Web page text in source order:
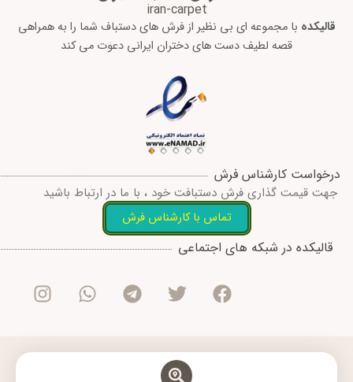
iran-carpet
قالیکده با مجموعه ای بی نظیر از فرش های دستباف شما را به همراهی
قصه لطیف دست های دختران ایرانی دعوت می کند
درخواست کارشناس فرش
جهت قیمت گذاری فرش دستبافت خود ، با ما در ارتباط باشید
تماس با کارشناس فرش
قالیکده در شبکه های اجتماعی
F
c
e
o
T
i
t
e
r
T
l
e
r
W
a
t
a
I
s
t
g